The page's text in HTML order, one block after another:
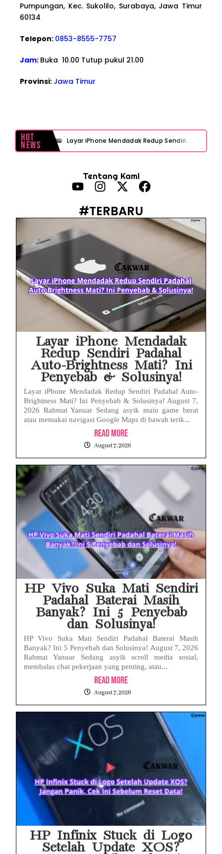
Pumpungan, Kec. Sukolilo, Surabaya, Jawa Timur
60134
Telepon: 0853-8555-7757
Jam: Buka 10.00 Tutup pukul 21.00
Provinsi: Jawa Timur
Hot
News Layar iPhone Mendadak Redup Sendiri Padahal Auto-Brightness Mati? Ini Penyebab & Solusinya!
Prabowo Sebut ‘Londo Ireng’, Ray Rangkuti Desak DPR Bersikap, Ini Ulasan Politiknya
MAKI Soroti Penahanan Eks Jampidsus Febrie Adriansyah Tanpa Rompi Pink
Babak Baru Kasus Febrie Adriansyah, Rencana Praperadilan Penyitaan Emas dan Uang Tunai Jadi Sorotan
Baterai Apple Watch Cepat Boros? Ini Penyebab dan Cara Mengatasinya
HP Huawei Cepat Panas? Ini Penyebab Utama dan Cara Mengatasinya
Tentang Kami
#TERBARU
Layar iPhone Mendadak
Redup Sendiri Padahal
Auto-Brightness Mati? Ini
Penyebab & Solusinya!
Layar iPhone Mendadak Redup Sendiri Padahal Auto-
Brightness Mati? Ini Penyebab & Solusinya! August 7,
2026 Rahmat Yanuar Sedang asyik main game berat
atau memakai navigasi Google Maps di bawah terik...
Read More
August 7, 2026
HP Vivo Suka Mati Sendiri
Padahal Baterai Masih
Banyak? Ini 5 Penyebab
dan Solusinya!
HP Vivo Suka Mati Sendiri Padahal Baterai Masih
Banyak? Ini 5 Penyebab dan Solusinya! August 7, 2026
Rahmat Yanuar Sedang asyik scroll media sosial,
membalas chat pekerjaan yang penting, atau...
Read More
August 7, 2026
HP Infinix Stuck di Logo
Setelah Update XOS?